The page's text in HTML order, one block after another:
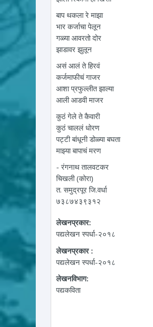
बाप थकला रे माझा
भार कर्जाचा पेलून
गळ्या आवरतो दोर
झाडावर झुलून
असं आलं ते हिरवं
कर्जमाफीचं गाजर
आशा प्रफुल्लीत झाल्या
आली आडवी माजर
कुठं गेले ते कैवारी
कुठं चाललं धोरण
पट्टी बांधूनी डोळ्या बघता
माझ्या बापाचं मरण
- रंगनाथ तालवटकर
चिखली (कोरा)
त. समुद्रपूर जि.वर्धा
७३८७४३९३१२
लेखनप्रकार:
पद्यलेखन स्पर्धा-२०१८
लेखनप्रकार :
पद्यलेखन स्पर्धा-२०१८
लेखनविभाग:
पद्यकविता